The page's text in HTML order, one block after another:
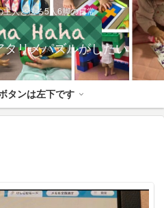
人と送る5人6脚の日常
タリメパズルがしたい
タンは左下です